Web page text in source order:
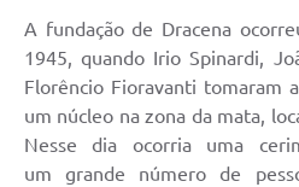
A fundação de Dracena
1945, quando Irio Spinardi,
Florêncio Fioravanti tomaram
um núcleo na zona da mata,
Nesse dia ocorria uma
um grande número de